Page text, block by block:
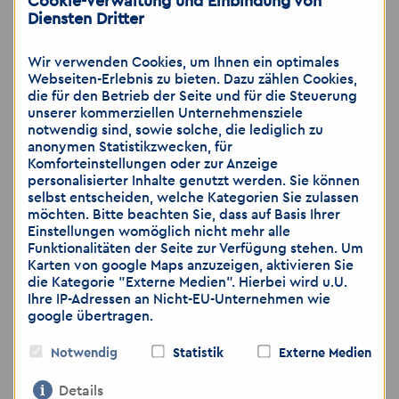
wenn Sie das Risiko als gering einschätzen.
Beispiel medizinische Gutachten, ärztliche
Bescheinigungen, die Sie nicht per E-Mail
versenden möchten, per Post zuschicken oder
bei dem Vorstellungsgespräch nachreichen.
Kontakt
Diensten Dritter
Wir verwenden Cookies, um Ihnen ein optimales
Webseiten-Erlebnis zu bieten. Dazu zählen Cookies,
die für den Betrieb der Seite und für die Steuerung
unserer kommerziellen Unternehmensziele
notwendig sind, sowie solche, die lediglich zu
anonymen Statistikzwecken, für
Komforteinstellungen oder zur Anzeige
personalisierter Inhalte genutzt werden. Sie können
selbst entscheiden, welche Kategorien Sie zulassen
möchten. Bitte beachten Sie, dass auf Basis Ihrer
Einstellungen womöglich nicht mehr alle
Funktionalitäten der Seite zur Verfügung stehen. Um
Karten von google Maps anzuzeigen, aktivieren Sie
die Kategorie "Externe Medien". Hierbei wird u.U.
Ihre IP-Adressen an Nicht-EU-Unternehmen wie
google übertragen.
Notwendig Statistik Externe Medien
Details